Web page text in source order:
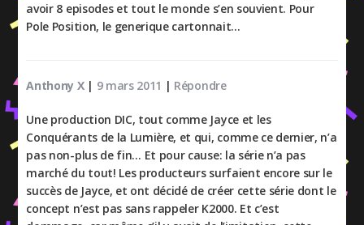
avoir 8 episodes et tout le monde s’en souvient. Pour
Pole Position, le generique cartonnait…
Anthony X | 9 mars 2011 | Répondre
Une production DIC, tout comme Jayce et les
Conquérants de la Lumière, et qui, comme ce dernier, n’a
pas non-plus de fin… Et pour cause: la série n’a pas
marché du tout! Les producteurs surfaient encore sur le
succès de Jayce, et ont décidé de créer cette série dont le
concept n’est pas sans rappeler K2000. Et c’est